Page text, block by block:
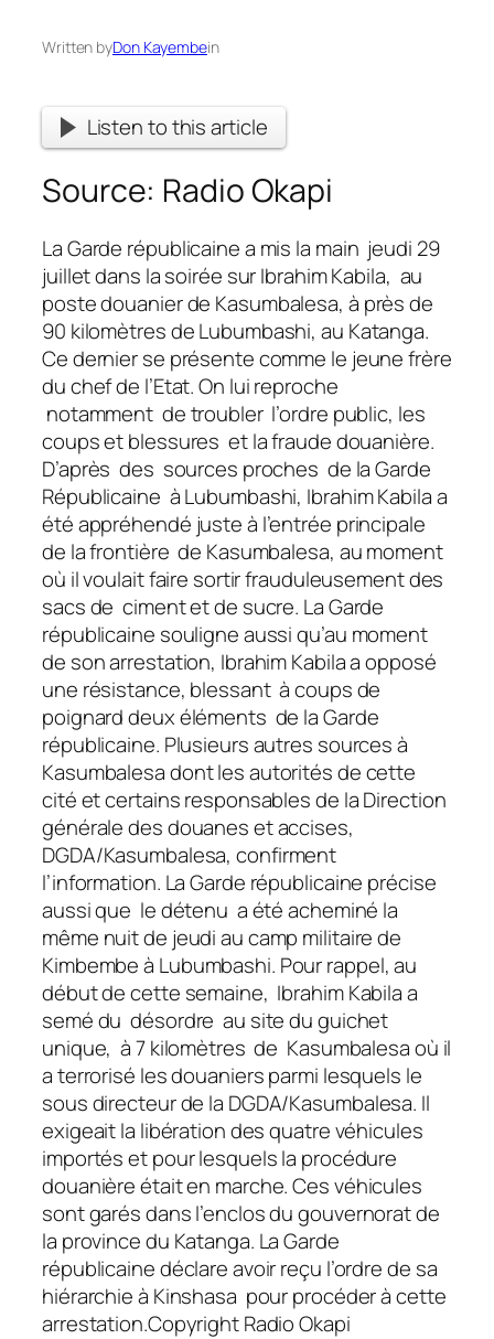
Written byDon Kayembein
Listen to this article
Source: Radio Okapi
La Garde républicaine a mis la main jeudi 29
juillet dans la soirée sur Ibrahim Kabila, au
poste douanier de Kasumbalesa, à près de
90 kilomètres de Lubumbashi, au Katanga.
Ce dernier se présente comme le jeune frère
du chef de l’Etat. On lui reproche
notamment de troubler l’ordre public, les
coups et blessures et la fraude douanière.
D’après des sources proches de la Garde
Républicaine à Lubumbashi, Ibrahim Kabila a
été appréhendé juste à l’entrée principale
de la frontière de Kasumbalesa, au moment
où il voulait faire sortir frauduleusement des
sacs de ciment et de sucre. La Garde
républicaine souligne aussi qu’au moment
de son arrestation, Ibrahim Kabila a opposé
une résistance, blessant à coups de
poignard deux éléments de la Garde
républicaine. Plusieurs autres sources à
Kasumbalesa dont les autorités de cette
cité et certains responsables de la Direction
générale des douanes et accises,
DGDA/Kasumbalesa, confirment
l’information. La Garde républicaine précise
aussi que le détenu a été acheminé la
même nuit de jeudi au camp militaire de
Kimbembe à Lubumbashi. Pour rappel, au
début de cette semaine, Ibrahim Kabila a
semé du désordre au site du guichet
unique, à 7 kilomètres de Kasumbalesa où il
a terrorisé les douaniers parmi lesquels le
sous directeur de la DGDA/Kasumbalesa. Il
exigeait la libération des quatre véhicules
importés et pour lesquels la procédure
douanière était en marche. Ces véhicules
sont garés dans l’enclos du gouvernorat de
la province du Katanga. La Garde
républicaine déclare avoir reçu l’ordre de sa
hiérarchie à Kinshasa pour procéder à cette
arrestation.Copyright Radio Okapi